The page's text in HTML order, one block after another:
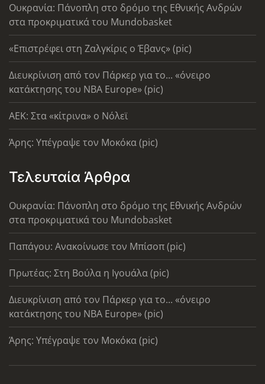
Ουκρανία: Πάνοπλη στο δρόμο της Εθνικής Ανδρών
στα προκριματικά του Mundobasket
«Επιστρέφει στη Ζαλγκίρις ο Έβανς» (pic)
Διευκρίνιση από τον Πάρκερ για το... «όνειρο
κατάκτησης του ΝΒΑ Europe» (pic)
AEK: Στα «κίτρινα» ο Νόλεϊ
Άρης: Υπέγραψε τον Μοκόκα (pic)
Τελευταία Άρθρα
Ουκρανία: Πάνοπλη στο δρόμο της Εθνικής Ανδρών
στα προκριματικά του Mundobasket
Παπάγου: Ανακοίνωσε τον Μπίσοπ (pic)
Πρωτέας: Στη Βούλα η Ιγουάλα (pic)
Διευκρίνιση από τον Πάρκερ για το... «όνειρο
κατάκτησης του ΝΒΑ Europe» (pic)
Άρης: Υπέγραψε τον Μοκόκα (pic)